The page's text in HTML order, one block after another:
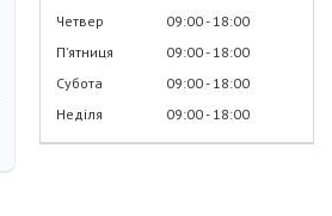
Четвер
09:00 18:00
Пʼятниця
09:00 18:00
Субота
09:00 18:00
Неділя
09:00 18:00